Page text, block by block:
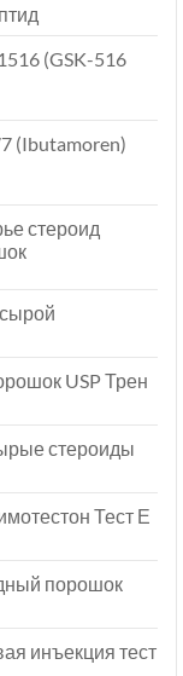
(GSK-516
(Ibutamoren)
стероид
USP Трен
стероиды
Тест Е
порошок
инъекция тест